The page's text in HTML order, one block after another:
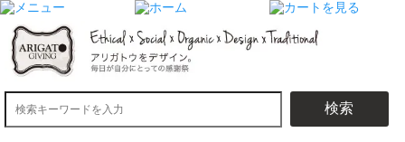
検索